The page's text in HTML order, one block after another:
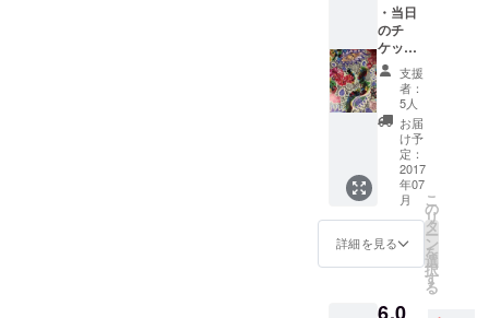
・当日
のチ
ケット
は含ま
れませ
ん ・松
尾俊二
さんの
アート
が描か
れたハ
ンドタ
オルを
プレゼ
ント ・
サン
メール
支援
者：
5人
お届
け予
定：
2017
年07
月
詳細を見る
こ
の
リ
タ
ー
ン
を
選
択
す
る